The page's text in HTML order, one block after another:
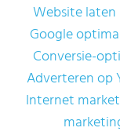
Website laten
Google
Conversie-
Adverteren op
Internet